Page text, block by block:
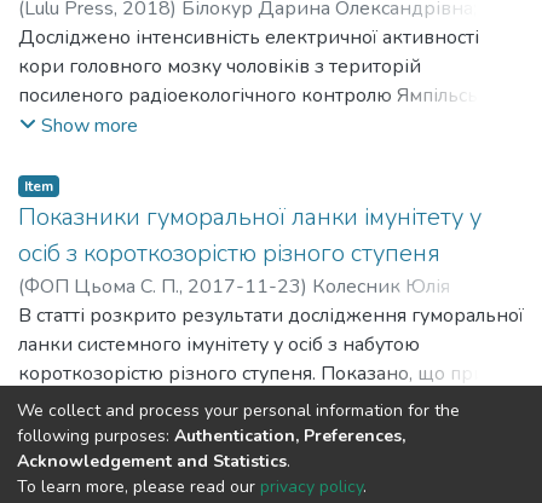
(Lulu Press, 2018) Білокур Дарина Олександрівна
Bilokur Daryna Oleksandrivna
Досліджено інтенсивність електричної активності
кори головного мозку чоловіків з територій
посиленого радіоекологічного контролю Ямпільського
району Сумської області. Отримані результати
центральної нервової системи. Має місце формування
компенсаторних механізмів у відповідь на
низькоінтенсивне пролонговане радіаційне
опромінювання.
Show more
Item
Показники гуморальної ланки імунітету у
осіб з короткозорістю різного ступеня
(ФОП Цьома С. П., 2017-11-23) Колесник Юлія
Іванівна;Kolesnyk Yuliia Ivanivna;Шейко Віталій Ілліч;
Sheiko Vitalii Illich
В статті розкрито результати дослідження гуморальної
ланки системного імунітету у осіб з набутою
короткозорістю різного ступеня. Показано, що при
короткозорості слабкого, середнього та високого
ступенів відбувається збільшення абсолютного та
відносного вмісту В-лімфоцитів, що відображається в
підвищенні вмісту імуноглобулінів основних класів,
Show more
We collect and process your personal information for the
following purposes: Authentication, Preferences,
Acknowledgement and Statistics.
To learn more, please read our privacy policy.